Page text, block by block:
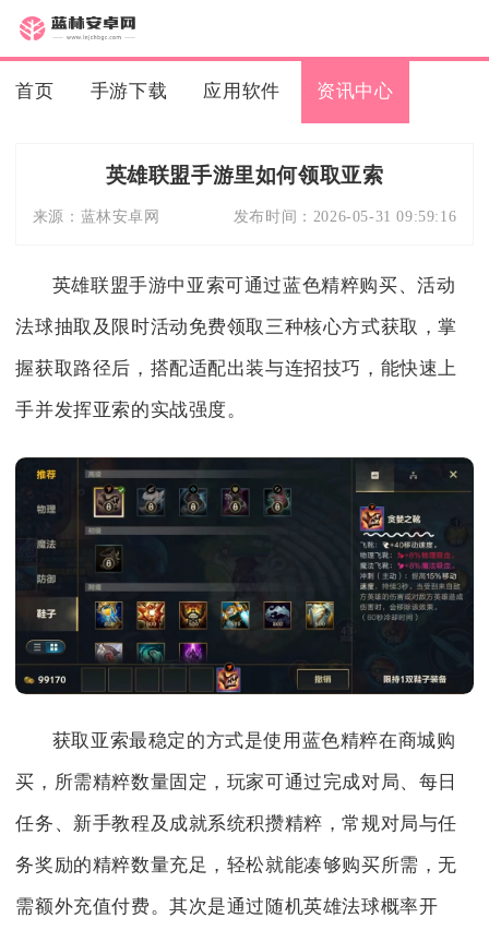
首页 手游下载 应用软件 资讯中心
英雄联盟手游里如何领取亚索
来源： 蓝林安卓网 发布时间： 2026-05-31 09:59:16
英雄联盟手游中亚索可通过蓝色精粹购买、活动
法球抽取及限时活动免费领取三种核心方式获取，掌
握获取路径后，搭配适配出装与连招技巧，能快速上
手并发挥亚索的实战强度。
获取亚索最稳定的方式是使用蓝色精粹在商城购
买，所需精粹数量固定，玩家可通过完成对局、每日
任务、新手教程及成就系统积攒精粹，常规对局与任
务奖励的精粹数量充足，轻松就能凑够购买所需，无
需额外充值付费。其次是通过随机英雄法球概率开